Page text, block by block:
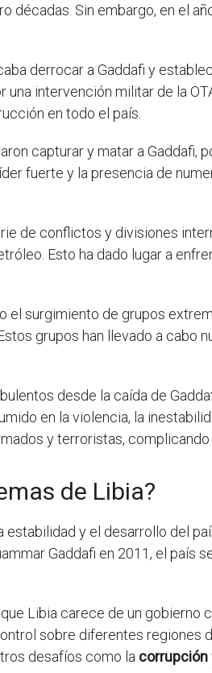
Sin embargo, en el
derrocar a Gaddafi y
intervención militar de la
en todo el país.
capturar y matar a Gaddafi,
fuerte y la presencia de
de conflictos y divisiones
Esto ha dado lugar a
el surgimiento de grupos
grupos han llevado a cabo
desde la caída de
en la violencia, la
y terroristas, complicando
de Libia?
estabilidad y el desarrollo del
Gaddafi en 2011, el país
que Libia carece de un gobierno
sobre diferentes regiones
desafíos como la corrupción